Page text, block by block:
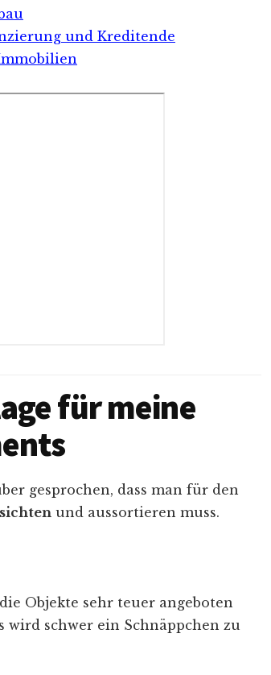
und Kreditende
für meine
gesprochen, dass man für den
und aussortieren muss.
Objekte sehr teuer angeboten
wird schwer ein Schnäppchen zu